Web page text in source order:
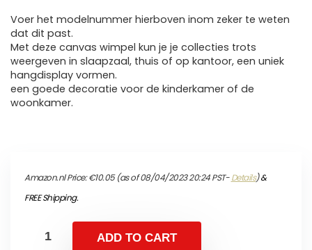
Voer het modelnummer hierboven inom zeker te weten
dat dit past.
Met deze canvas wimpel kun je je collecties trots
weergeven in slaapzaal, thuis of op kantoor, een uniek
hangdisplay vormen.
een goede decoratie voor de kinderkamer of de
woonkamer.
Amazon.nl Price:€10.05(as of 08/04/2023 20:24 PST-Details)&
FREE Shipping.
ADD TO CART